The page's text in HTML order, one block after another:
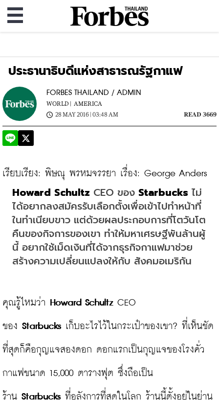
ประธานาธิบดีแห่งสาธารณรัฐกาแฟ
FORBES THAILAND / ADMIN
WORLD |
AMERICA
28 MAY 2016 | 03:48 AM
READ 3669
Howard Schultz CEO ของ Starbucks ไม่
ได้อยากลงสมัครรับเลือกตั้งเพื่อเข้าไปทำหน้าที่
ในทำเนียบขาว แต่ด้วยผลประกอบการที่โตวันโต
คืนของกิจการของเขา ทำให้มหาเศรษฐีพันล้านผู้
นี้ อยากใช้เม็ดเงินที่ได้จากธุรกิจกาแฟมาช่วย
สร้างความเปลี่ยนแปลงให้กับ สังคมอเมริกัน
คุณรู้ไหมว่า Howard Schultz CEO
ของ Starbucks เก็บอะไรไว้ในกระเป๋าของเขา? ที่เห็นชัด
ที่สุดก็คือกุญแจสองดอก ดอกแรกเป็นกุญแจของโรงคั่ว
กาแฟขนาด 15,000 ตารางฟุต ซึ่งถือเป็น
ร้าน Starbucks ที่อลังการที่สุดในโลก ร้านนี้ตั้งอยู่ในย่าน